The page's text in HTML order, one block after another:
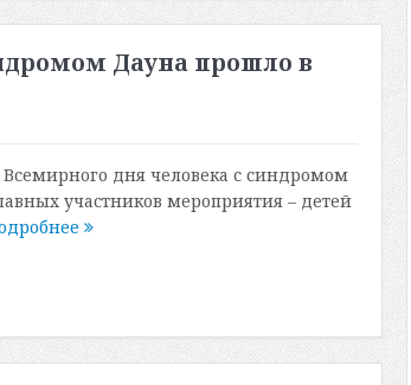
Дауна прошло в
дня человека с синдромом
участников мероприятия – детей